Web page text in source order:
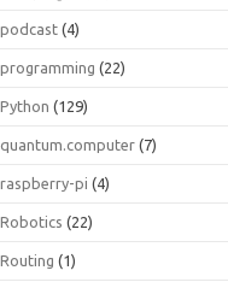
podcast (4)
programming (22)
Python (129)
quantum.computer (7)
raspberry-pi (4)
Robotics (22)
Routing (1)